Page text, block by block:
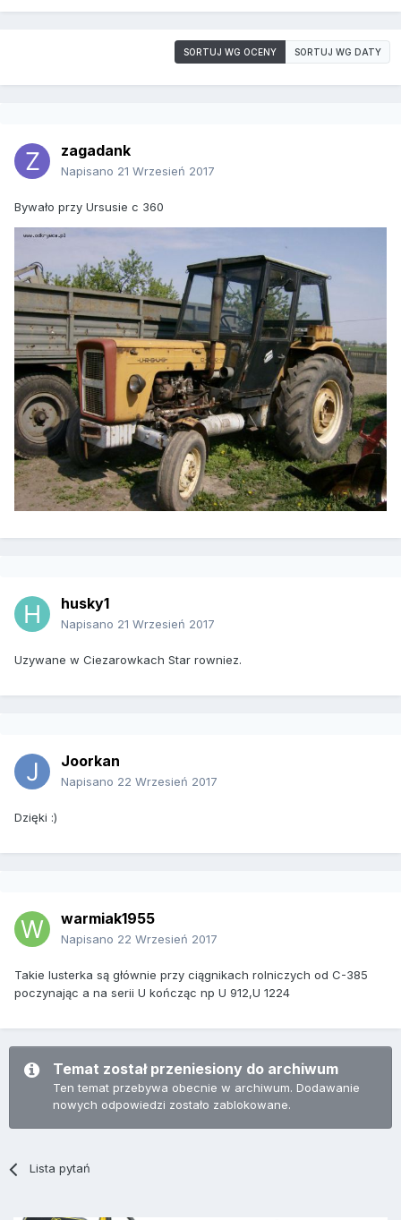
SORTUJ WG OCENY SORTUJ WG DATY
zagadank
Napisano 21 Wrzesień 2017
Bywało przy Ursusie c 360
husky1
Napisano 21 Wrzesień 2017
Uzywane w Ciezarowkach Star rowniez.
Joorkan
Napisano 22 Wrzesień 2017
Dzięki :)
warmiak1955
Napisano 22 Wrzesień 2017
Takie lusterka są głównie przy ciągnikach rolniczych od C-385
poczynając a na serii U kończąc np U 912,U 1224
Temat został przeniesiony do archiwum
Ten temat przebywa obecnie w archiwum. Dodawanie
nowych odpowiedzi zostało zablokowane.
Lista pytań